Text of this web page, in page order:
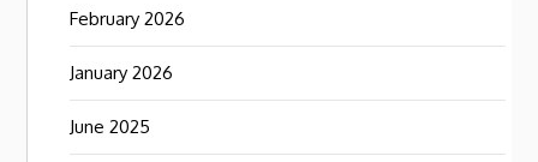
February 2026
January 2026
June 2025